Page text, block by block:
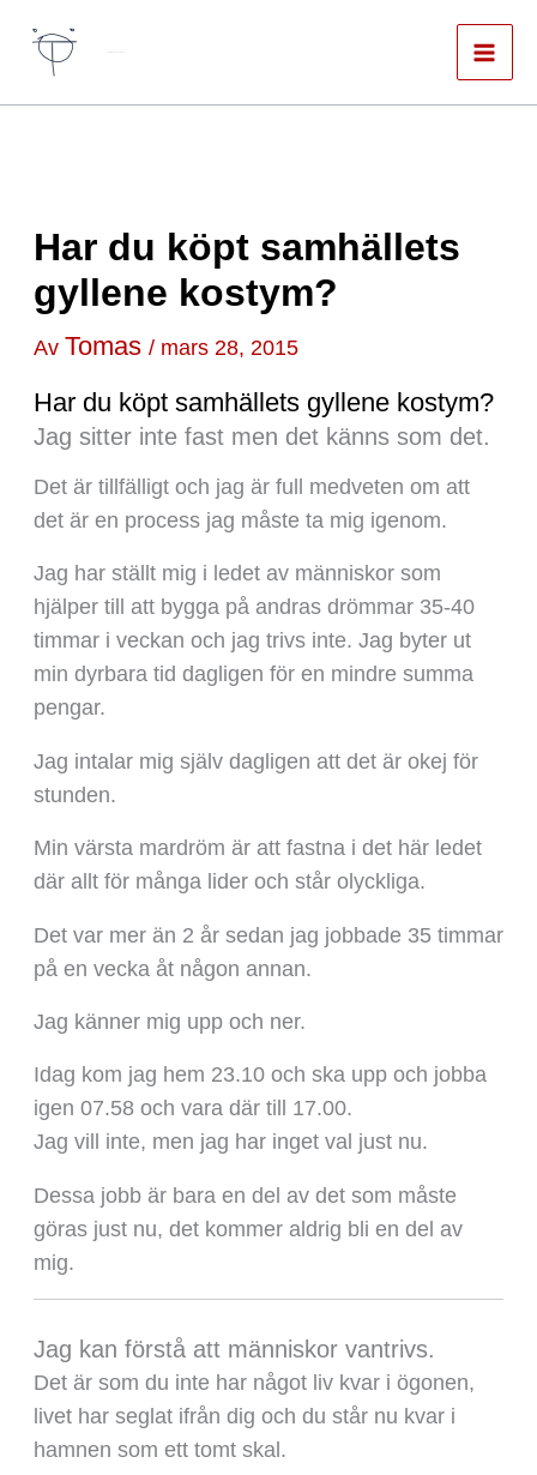
innehåll
Har du köpt samhällets
gyllene kostym?
Av Tomas / mars 28, 2015
Har du köpt samhällets gyllene kostym?
Jag sitter inte fast men det känns som det.
Det är tillfälligt och jag är full medveten om att
det är en process jag måste ta mig igenom.
Jag har ställt mig i ledet av människor som
hjälper till att bygga på andras drömmar 35-40
timmar i veckan och jag trivs inte. Jag byter ut
min dyrbara tid dagligen för en mindre summa
pengar.
Jag intalar mig själv dagligen att det är okej för
stunden.
Min värsta mardröm är att fastna i det här ledet
där allt för många lider och står olyckliga.
Det var mer än 2 år sedan jag jobbade 35 timmar
på en vecka åt någon annan.
Jag känner mig upp och ner.
Idag kom jag hem 23.10 och ska upp och jobba
igen 07.58 och vara där till 17.00.
Jag vill inte, men jag har inget val just nu.
Dessa jobb är bara en del av det som måste
göras just nu, det kommer aldrig bli en del av
mig.
Jag kan förstå att människor vantrivs.
Det är som du inte har något liv kvar i ögonen,
livet har seglat ifrån dig och du står nu kvar i
hamnen som ett tomt skal.